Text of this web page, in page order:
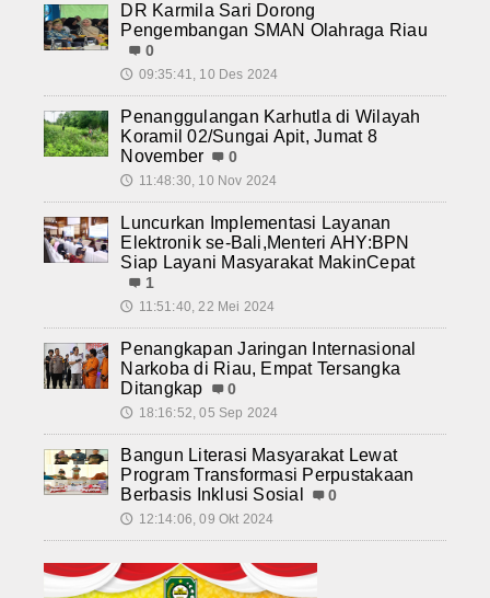
DR Karmila Sari Dorong
Pengembangan SMAN Olahraga Riau
0
🕔 09:35:41, 10 Des 2024
Penanggulangan Karhutla di Wilayah
Koramil 02/Sungai Apit, Jumat 8
November
0
🕔 11:48:30, 10 Nov 2024
Luncurkan Implementasi Layanan
Elektronik se-Bali,Menteri AHY:BPN
Siap Layani Masyarakat MakinCepat
1
🕔 11:51:40, 22 Mei 2024
Penangkapan Jaringan Internasional
Narkoba di Riau, Empat Tersangka
Ditangkap
0
🕔 18:16:52, 05 Sep 2024
Bangun Literasi Masyarakat Lewat
Program Transformasi Perpustakaan
Berbasis Inklusi Sosial
0
🕔 12:14:06, 09 Okt 2024